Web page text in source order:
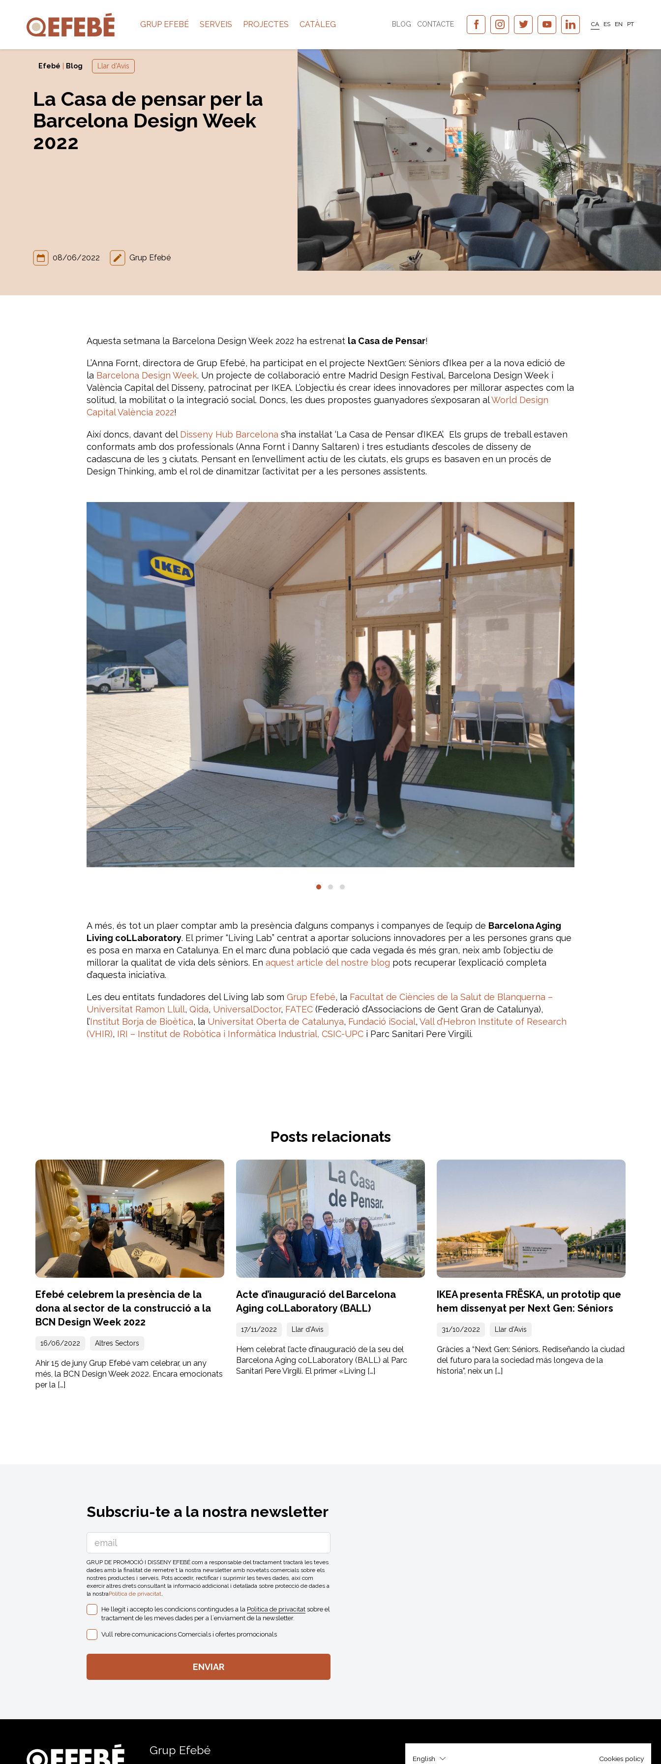
GRUP EFEBÉ SERVEIS PROJECTES CATÀLEG BLOG CONTACTE CA ES EN PT
Efebé Blog Llar d'Avis
La Casa de pensar per la
Barcelona Design Week
2022
08/06/2022 Grup Efebé
Aquesta setmana la Barcelona Design Week 2022 ha estrenat la Casa de Pensar!
L’Anna Fornt, directora de Grup Efebé, ha participat en el projecte NextGen: Sèniors d’Ikea per a la nova edició de
la Barcelona Design Week. Un projecte de col·laboració entre Madrid Design Festival, Barcelona Design Week i
València Capital del Disseny, patrocinat per IKEA. L’objectiu és crear idees innovadores per millorar aspectes com la
solitud, la mobilitat o la integració social. Doncs, les dues propostes guanyadores s’exposaran alWorld Design
Capital València 2022!
Així doncs, davant del Disseny Hub Barcelona s’ha instal·lat ‘La Casa de Pensar d’IKEA’. Els grups de treball estaven
conformats amb dos professionals (Anna Fornt i Danny Saltaren) i tres estudiants d’escoles de disseny de
cadascuna de les 3 ciutats. Pensant en l’envelliment actiu de les ciutats, els grups es basaven en un procés de
Design Thinking, amb el rol de dinamitzar l’activitat per a les persones assistents.
A més, és tot un plaer comptar amb la presència d’alguns companys i companyes de l’equip de Barcelona Aging
Living coLLaboratory. El primer “Living Lab” centrat a aportar solucions innovadores per a les persones grans que
es posa en marxa en Catalunya. En el marc d’una població que cada vegada és més gran, neix amb l’objectiu de
millorar la qualitat de vida dels sèniors. En aquest article del nostre blog pots recuperar l’explicació completa
d’aquesta iniciativa.
Les deu entitats fundadores del Living lab som Grup Efebé, la Facultat de Ciències de la Salut de Blanquerna –
Universitat Ramon Llull, Qida, UniversalDoctor, FATEC(Federació d’Associacions de Gent Gran de Catalunya),
l’Institut Borja de Bioètica, la Universitat Oberta de Catalunya, Fundació iSocial, Vall d’Hebron Institute of Research
(VHIR), IRI – Institut de Robòtica i Informàtica Industrial, CSIC-UPCi Parc Sanitari Pere Virgili.
Posts relacionats
Efebé celebrem la presència de la
dona al sector de la construcció a la
BCN Design Week 2022
16/06/2022 Altres Sectors
Ahir 15 de juny Grup Efebé vam celebrar, un any
més, la BCN Design Week 2022. Encara emocionats
per la […]
Acte d’inauguració del Barcelona
Aging coLLaboratory (BALL)
17/11/2022 Llar d'Avis
Hem celebrat l’acte d’inauguració de la seu del
Barcelona Aging coLLaboratory (BALL) al Parc
Sanitari Pere Virgili. El primer «Living […]
IKEA presenta FRËSKA, un prototip que
hem dissenyat per Next Gen: Séniors
31/10/2022 Llar d'Avis
Gràcies a “Next Gen: Séniors. Rediseñando la ciudad
del futuro para la sociedad más longeva de la
historia”, neix un […]
Subscriu-te a la nostra newsletter
GRUP DE PROMOCIÓ I DISSENY EFEBÉ com a responsable del tractament tractarà les teves
dades amb la finalitat de remetre´t la nostra newsletter amb novetats comercials sobre els
nostres productes i serveis. Pots accedir, rectificar i suprimir les teves dades, així com
exercir altres drets consultant la informació addicional i detallada sobre protecció de dades a
la nostraPolitica de privacitat.
He llegit i accepto les condicions contingudes a la Politica de privacitatsobre el
tractament de les meves dades per a l´enviament de la newsletter.
Vull rebre comunicacions Comercials i ofertes promocionals
Grup Efebé
English Cookies policy